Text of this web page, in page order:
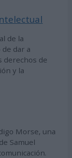
de la
dar a
derechos de
y la
Morse, una
Samuel